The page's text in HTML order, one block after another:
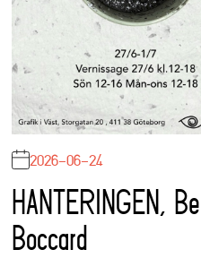
2026-06-24
HANTERINGEN,
Boccard